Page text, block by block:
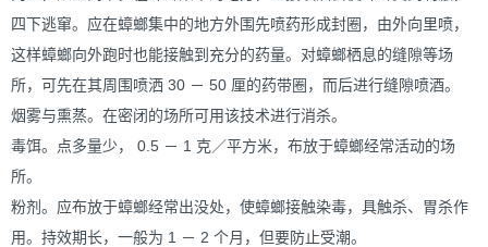
四下逃窜。应在蟑螂集中的地方外围先喷药形成封圈，由外向里喷，
这样蟑螂向外跑时也能接触到充分的药量。对蟑螂栖息的缝隙等场
所，可先在其周围喷洒 30 － 50 厘的药带圈，而后进行缝隙喷酒。
烟雾与熏蒸。在密闭的场所可用该技术进行消杀。
毒饵。点多量少， 0.5 － 1 克／平方米，布放于蟑螂经常活动的场
所。
粉剂。应布放于蟑螂经常出没处，使蟑螂接触染毒，具触杀、胃杀作
用。持效期长，一般为 1 － 2 个月，但要防止受潮。